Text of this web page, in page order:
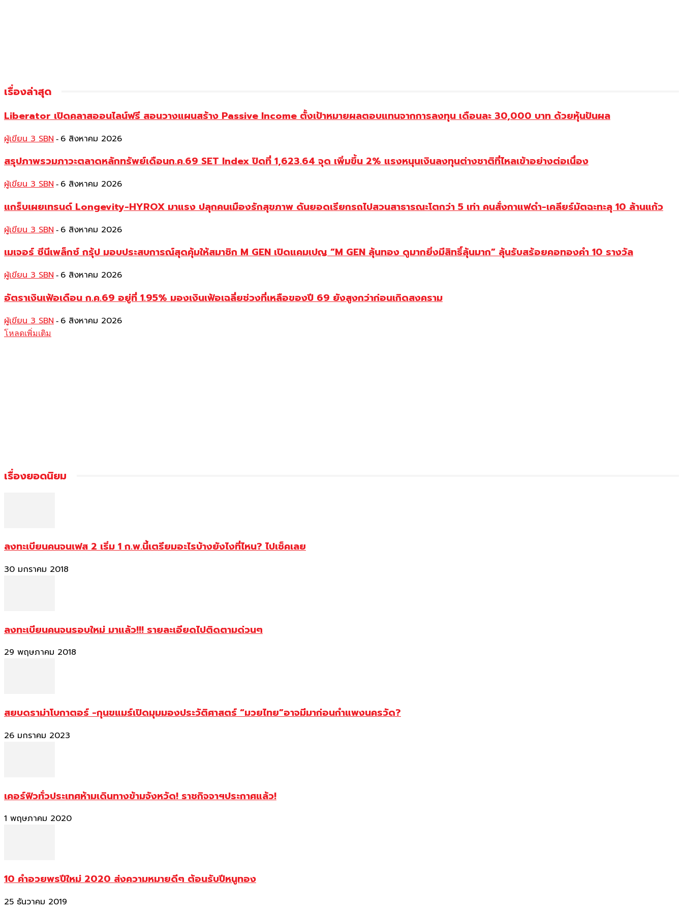
เรื่องล่าสุด
Liberator เปิดคลาสออนไลน์ฟรี สอนวางแผนสร้าง Passive Income ตั้งเป้าหมายผลตอบแทนจากการลงทุน เดือนละ 30,000 บาท ด้วยหุ้นปันผล
ผู้เขียน 3 SBN - 6 สิงหาคม 2026
สรุปภาพรวมภาวะตลาดหลักทรัพย์เดือนก.ค.69 SET Index ปิดที่ 1,623.64 จุด เพิ่มขึ้น 2% แรงหนุนเงินลงทุนต่างชาติที่ไหลเข้าอย่างต่อเนื่อง
ผู้เขียน 3 SBN - 6 สิงหาคม 2026
แกร็บเผยเทรนด์ Longevity-HYROX มาแรง ปลุกคนเมืองรักสุขภาพ ดันยอดเรียกรถไปสวนสาธารณะโตกว่า 5 เท่า คนสั่งกาแฟดำ-เคลียร์มัตฉะทะลุ 10 ล้านแก้ว
ผู้เขียน 3 SBN - 6 สิงหาคม 2026
เมเจอร์ ซีนีเพล็กซ์ กรุ้ป มอบประสบการณ์สุดคุ้มให้สมาชิก M GEN เปิดแคมเปญ “M GEN ลุ้นทอง ดูมากยิ่งมีสิทธิ์ลุ้นมาก” ลุ้นรับสร้อยคอทองคำ 10 รางวัล
ผู้เขียน 3 SBN - 6 สิงหาคม 2026
อัตราเงินเฟ้อเดือน ก.ค.69 อยู่ที่ 1.95% มองเงินเฟ้อเฉลี่ยช่วงที่เหลือของปี 69 ยังสูงกว่าก่อนเกิดสงคราม
ผู้เขียน 3 SBN - 6 สิงหาคม 2026
โหลดเพิ่มเติม
เรื่องยอดนิยม
ลงทะเบียนคนจนเฟส 2 เริ่ม 1 ก.พ.นี้เตรียมอะไรบ้างยังไงที่ไหน? ไปเช็คเลย
30 มกราคม 2018
ลงทะเบียนคนจนรอบใหม่ มาแล้ว!!! รายละเอียดไปติดตามด่วนๆ
29 พฤษภาคม 2018
สยบดราม่าโบกาตอร์ -กุนขแมร์เปิดมุมมองประวัติศาสตร์ “มวยไทย”อาจมีมาก่อนกำแพงนครวัด?
26 มกราคม 2023
เคอร์ฟิวทั่วประเทศห้ามเดินทางข้ามจังหวัด! ราชกิจจาฯประกาศแล้ว!
1 พฤษภาคม 2020
10 คำอวยพรปีใหม่ 2020 ส่งความหมายดีๆ ต้อนรับปีหนูทอง
25 ธันวาคม 2019